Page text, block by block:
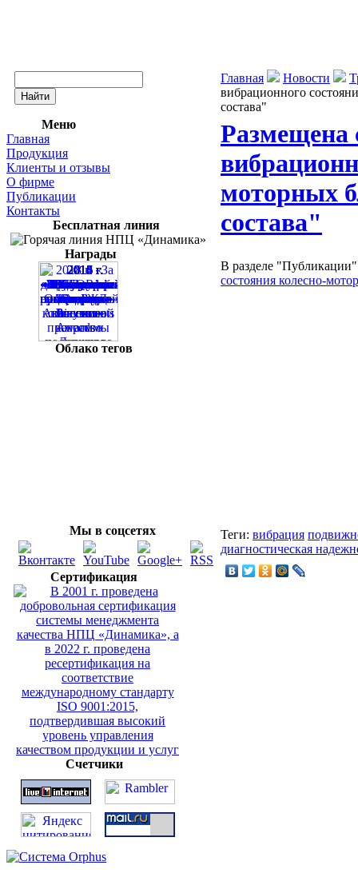
Меню
Главная
Продукция
Клиенты и отзывы
О фирме
Публикации
Контакты
Бесплатная линия
Награды
Облако тегов
Мы в соцсетях
Сертификация
Счетчики
Главная Новости
вибрационного
состава"
Размещена
моторных
состава"
В разделе
состояния колесно-
Теги: вибрация
диагностическая